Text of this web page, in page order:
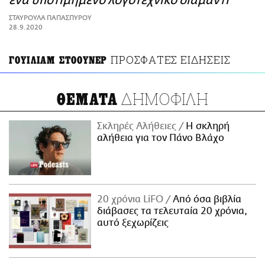
ΑΜΠΑ
PRINT
ΣΤΑΥΡΟΥΛΑ ΠΑΠΑΣΠΥΡΟΥ
28.9.2020
ΓΟΥΙΛΙΑΜ ΣΤΟΟΥΝΕΡ ΠΡΟΣΦΑΤΕΣ ΕΙΔΗΣΕΙΣ
ΘΕΜΑΤΑ ΔΗΜΟΦΙΛΗ
Σκληρές Αλήθειες
H σκληρή
αλήθεια για τον Πάνο Βλάχο
20 χρόνια LiFO
Από όσα βιβλία
διάβασες τα τελευταία 20 χρόνια,
αυτό ξεχωρίζεις